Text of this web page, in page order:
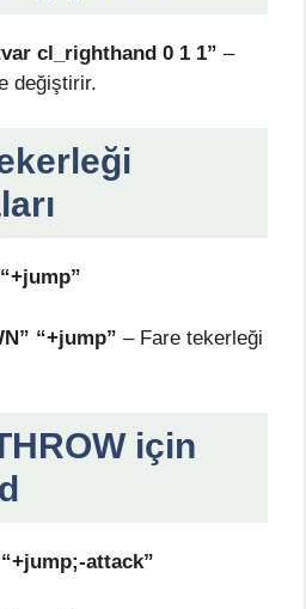
cl_righthand 0 1 1” –
değiştirir.
“+jump” – Fare tekerleği
için
attack”